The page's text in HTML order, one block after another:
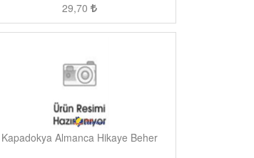
29,70
Kapadokya Almanca Hikaye Beher